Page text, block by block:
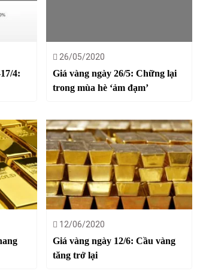
4:
26/05/2020
Giá vàng ngày 26/5: Chững lại
trong mùa hè ‘ảm đạm’
12/06/2020
Giá vàng ngày 12/6: Cầu vàng
tăng trở lại